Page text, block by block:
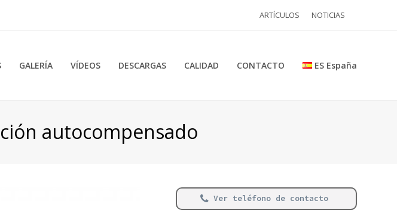
ARTÍCULOS NOTICIAS
GALERÍA VÍDEOS DESCARGAS CALIDAD CONTACTO ES España
autocompensado
Ver teléfono de contacto